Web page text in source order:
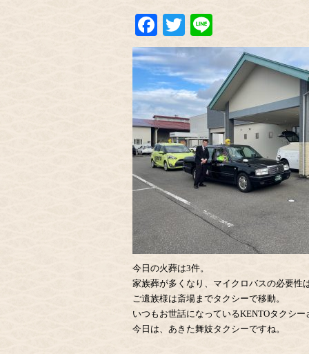
Facebook
Twitter
今日の火葬は3件。
家族葬が多くなり、マイクロバスの必要性
ご遺族様は斎場までタクシーで移動。
いつもお世話になっているKENTOタクシー
今日は、あきた舞妓タクシーですね。